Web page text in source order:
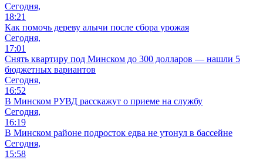
Сегодня,
18:21
Как помочь дереву алычи после сбора урожая
Сегодня,
17:01
Снять квартиру под Минском до 300 долларов — нашли 5
бюджетных вариантов
Сегодня,
16:52
В Минском РУВД расскажут о приеме на службу
Сегодня,
16:19
В Минском районе подросток едва не утонул в бассейне
Сегодня,
15:58